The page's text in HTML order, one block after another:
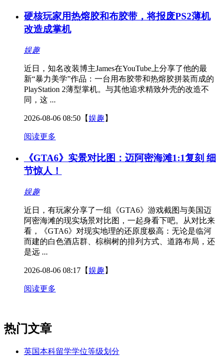
硬核玩家用热熔胶和布胶带，将报废PS2薄机
改造成掌机
娱趣
近日，知名改装博主James在YouTube上分享了他的最
新“暴力美学”作品：一台用布胶带和热熔胶拼装而成的
PlayStation 2薄型掌机。与其他追求精致外壳的改造不
同，这 ...
2026-08-06 08:50 【娱趣 】
阅读更多
《GTA6》实景对比图：迈阿密海滩1:1复刻 细
节惊人！
娱趣
近日，有玩家分享了一组《GTA6》游戏截图与美国迈
阿密海滩的现实场景对比图，一起身看下吧。从对比来
看，《GTA6》对现实地理的还原度极高：无论是临河
而建的白色酒店群、棕榈树的排列方式、道路布局，还
是远 ...
2026-08-06 08:17 【娱趣 】
阅读更多
热门文章
英国本科留学学位等级划分